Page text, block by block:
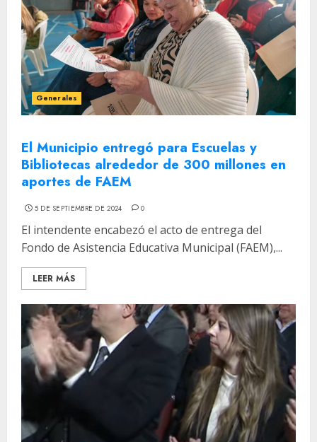
Generales
El Municipio entregó para Escuelas y
Bibliotecas alrededor de 300 millones en
aportes de FAEM
5 DE SEPTIEMBRE DE 2024 0
El intendente encabezó el acto de entrega del
Fondo de Asistencia Educativa Municipal (FAEM),...
LEER MÁS